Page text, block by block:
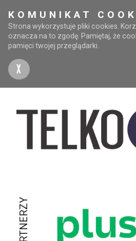
KOMUNIKAT
Strona wykorzystuje pliki cookies.
oznacza na to zgodę. Pamiętaj, że
pamięci twojej przeglądarki.
X
PARTNERZY